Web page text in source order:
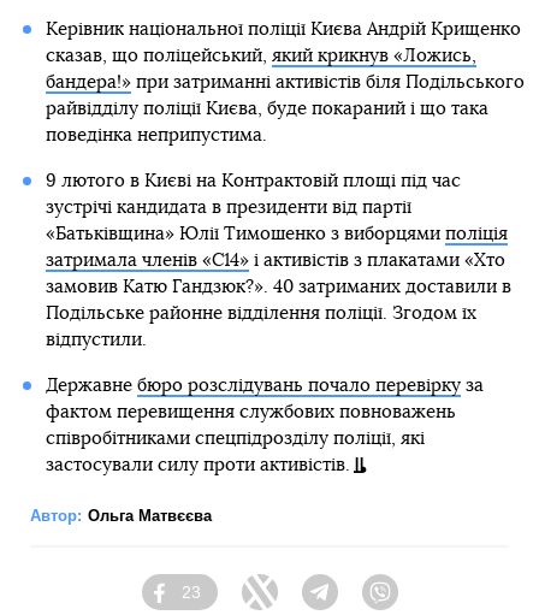
Керівник національної поліції Києва Андрій Крищенко
сказав, що поліцейський, який крикнув «Ложись,
бандера!»при затриманні активістів біля Подільського
райвідділу поліції Києва, буде покараний і що така
поведінка неприпустима.
9 лютого в Києві на Контрактовій площі під час
зустрічі кандидата в президенти від партії
«Батьківщина» Юлії Тимошенко з виборцями поліція
затримала членів «С14»і активістів з плакатами «Хто
замовив Катю Гандзюк?». 40 затриманих доставили в
Подільське районне відділення поліції. Згодом їх
відпустили.
Державне бюро розслідувань почало перевіркуза
фактом перевищення службових повноважень
співробітниками спецпідрозділу поліції, які
застосували силу проти активістів.
Автор: Ольга Матвєєва
Facebook
23
Twitter Telegram